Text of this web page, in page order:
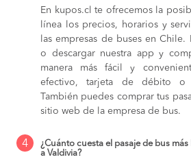
En kupos.cl te ofrecemos la
línea los precios, horarios y
las empresas de buses en Chile.
o descargar nuestra app y
manera más fácil y
efectivo, tarjeta de débito o
También puedes comprar tus
sitio web de la empresa de bus.
4
¿Cuánto cuesta el pasaje de bus
a Valdivia?